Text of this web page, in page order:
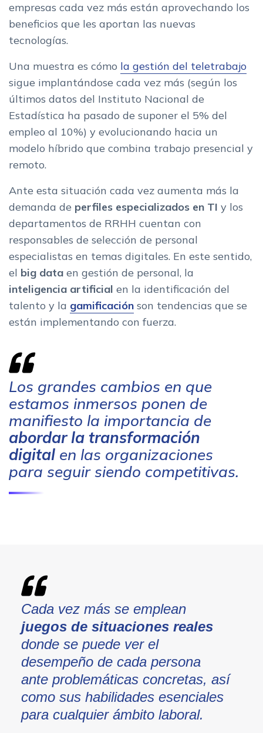
empresas cada vez más están aprovechando los
beneficios que les aportan las nuevas
tecnologías.
Una muestra es cómo la gestión del teletrabajo
sigue implantándose cada vez más (según los
últimos datos del Instituto Nacional de
Estadística ha pasado de suponer el 5% del
empleo al 10%) y evolucionando hacia un
modelo híbrido que combina trabajo presencial y
remoto.
Ante esta situación cada vez aumenta más la
demanda de perfiles especializados en TI y los
departamentos de RRHH cuentan con
responsables de selección de personal
especialistas en temas digitales. En este sentido,
el big data en gestión de personal, la
inteligencia artificial en la identificación del
talento y la gamificación son tendencias que se
están implementando con fuerza.
Los grandes cambios en que
estamos inmersos ponen de
manifiesto la importancia de
abordar la transformación
digital en las organizaciones
para seguir siendo competitivas.
Cada vez más se emplean
juegos de situaciones reales
donde se puede ver el
desempeño de cada persona
ante problemáticas concretas, así
como sus habilidades esenciales
para cualquier ámbito laboral.